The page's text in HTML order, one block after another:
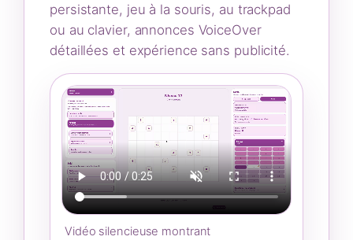
persistante, jeu à la souris, au trackpad
ou au clavier, annonces VoiceOver
détaillées et expérience sans publicité.
Vidéo silencieuse montrant